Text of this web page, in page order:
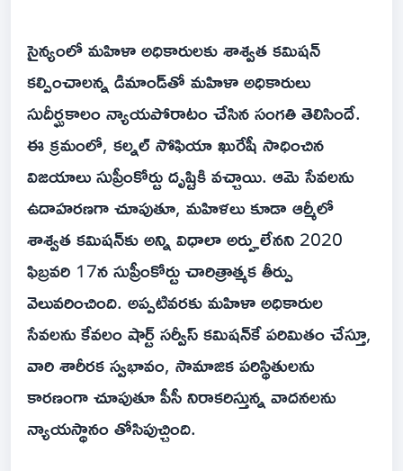
సైన్యంలో మహిళా అధికారులకు శాశ్వత కమిషన్
కల్పించాలన్న డిమాండ్‌తో మహిళా అధికారులు
సుదీర్ఘకాలం న్యాయపోరాటం చేసిన సంగతి తెలిసిందే.
ఈ క్రమంలో, కల్నల్ సోఫియా ఖురేషీ సాధించిన
విజయాలు సుప్రీంకోర్టు దృష్టికి వచ్చాయి. ఆమె సేవలను
ఉదాహరణగా చూపుతూ, మహిళలు కూడా ఆర్మీలో
శాశ్వత కమిషన్‌కు అన్ని విధాలా అర్హులేనని 2020
ఫిబ్రవరి 17న సుప్రీంకోర్టు చారిత్రాత్మక తీర్పు
వెలువరించింది. అప్పటివరకు మహిళా అధికారుల
సేవలను కేవలం షార్ట్ సర్వీస్ కమిషన్‌కే పరిమితం చేస్తూ,
వారి శారీరక స్వభావం, సామాజిక పరిస్థితులను
కారణంగా చూపుతూ పీసీ నిరాకరిస్తున్న వాదనలను
న్యాయస్థానం తోసిపుచ్చింది.